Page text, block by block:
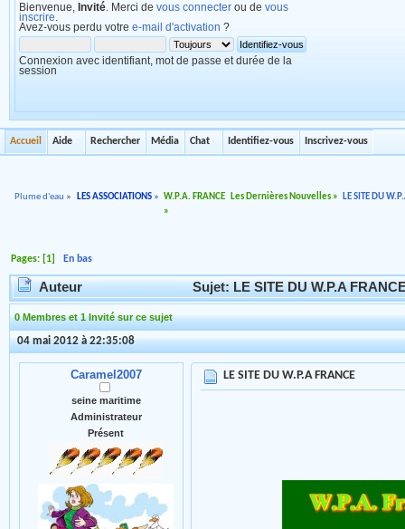
Bienvenue, Invité . Merci de vous connecter ou de vous
inscrire
Avez-vous perdu votre e-mail d'activation ?
Connexion avec identifiant, mot de passe et durée de la
session
Accueil Aide Rechercher Média Chat Identifiez-vous Inscrivez-vous
Plume d'eau » LES ASSOCIATIONS» W.P.A. FRANCE
»
Les Dernières Nouvelles» LE SITE DU
Pages: [1]En bas
Auteur Sujet: LE SITE DU W.P.A
0 Membres et 1 Invité sur ce sujet
04 mai 2012 à 22:35:08
Caramel2007
seine maritime
Administrateur
Présent
LE SITE DU W.P.A FRANCE